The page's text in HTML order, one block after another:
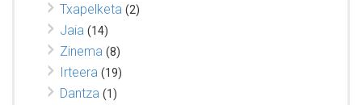
Txapelketa (2)
Jaia (14)
Zinema (8)
Irteera (19)
Dantza (1)